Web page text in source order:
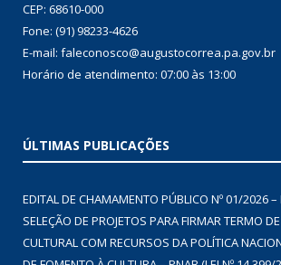
CEP: 68610-000
Fone: (91) 98233-4626
E-mail: faleconosco@augustocorrea.pa.gov.br
Horário de atendimento: 07:00 às 13:00
ÚLTIMAS PUBLICAÇÕES
EDITAL DE CHAMAMENTO PÚBLICO Nº 01/2026
SELEÇÃO DE PROJETOS PARA FIRMAR TERMO
CULTURAL COM RECURSOS DA POLÍTICA